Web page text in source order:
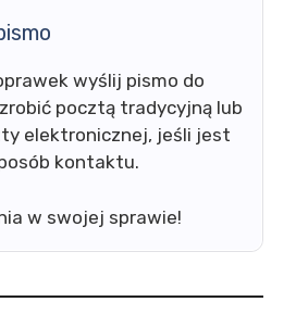
wyślij pismo do
pocztą tradycyjną lub
elektronicznej, jeśli jest
kontaktu.
w swojej sprawie!